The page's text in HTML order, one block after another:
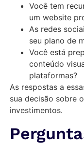
Você tem
um website
As redes
seu plano de
Você está
conteúdo
plataformas?
As respostas a
sua decisão sobre
investimentos.